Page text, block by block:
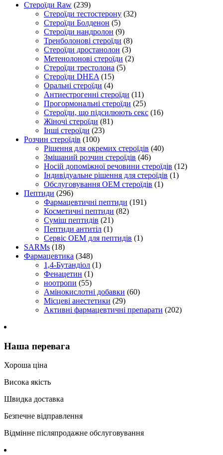
Стероїди Raw (239)
Стероїди тестостерону (32)
Стероїди Болденон (5)
Стероїди нандролон (9)
Тренболонові стероїди (8)
Стероїди дростанолон (3)
Метенолонові стероїди (2)
Стероїди трестолона (5)
Стероїди DHEA (15)
Оральні стероїди (4)
Антиестрогенні стероїди (11)
Прогормональні стероїди (25)
Стероїди, що підсилюють секс (16)
Жіночі стероїди (81)
Інші стероїди (23)
Розчин стероїдів (100)
Рішення для окремих стероїдів (40)
Змішаний розчин стероїдів (46)
Носій допоміжної речовини стероїдів (12)
Індивідуальне рішення для стероїдів (1)
Обслуговування OEM стероїдів (1)
Пептиди (296)
Фармацевтичні пептиди (191)
Косметичні пептиди (82)
Суміш пептидів (21)
Пептиди антитіл (1)
Сервіс OEM для пептидів (1)
SARMs (18)
Фармацевтика (348)
1,4-Бутандіол (1)
Фенацетин (1)
ноотропи (55)
Амінокислотні добавки (60)
Місцеві анестетики (29)
Активні фармацевтичні препарати (202)
Наша перевага
Хороша ціна
Висока якість
Швидка доставка
Безпечне відправлення
Відмінне післяпродажне обслуговування